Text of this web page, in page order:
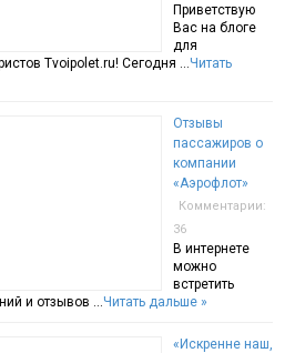
Приветствую
Вас на блоге
для
Tvoipolet.ru! Сегодня … Читать
Отзывы
пассажиров о
компании
«Аэрофлот»
Комментарии:
36
В интернете
можно
встретить
и отзывов … Читать дальше »
«Искренне наш,